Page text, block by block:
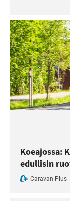
Koeajossa:
edullisin
Caravan Plus